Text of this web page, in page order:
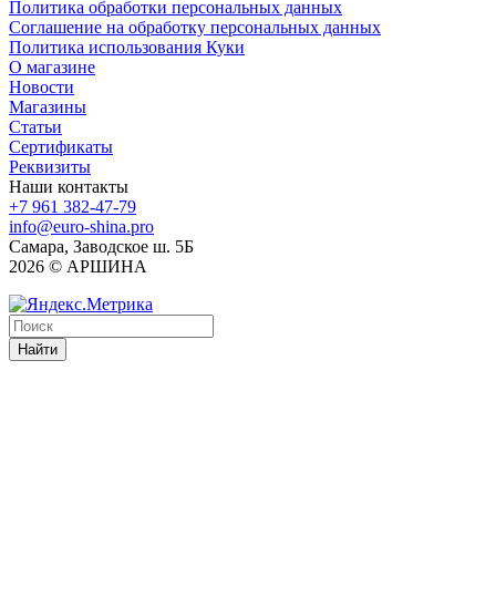
Политика обработки персональных данных
Соглашение на обработку персональных данных
Политика использования Куки
О магазине
Новости
Магазины
Статьи
Сертификаты
Реквизиты
Наши контакты
+7 961 382-47-79
info@euro-shina.pro
Самара, Заводское ш. 5Б
2026 © АРШИНА
Найти